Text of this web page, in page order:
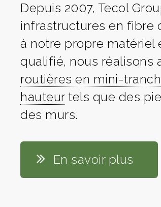
Depuis 2007, Tecol
infrastructures en fibre
à notre propre matériel
qualifié, nous réalisons
routières en mini-
hauteurtels que des
des murs.
En savoir plus